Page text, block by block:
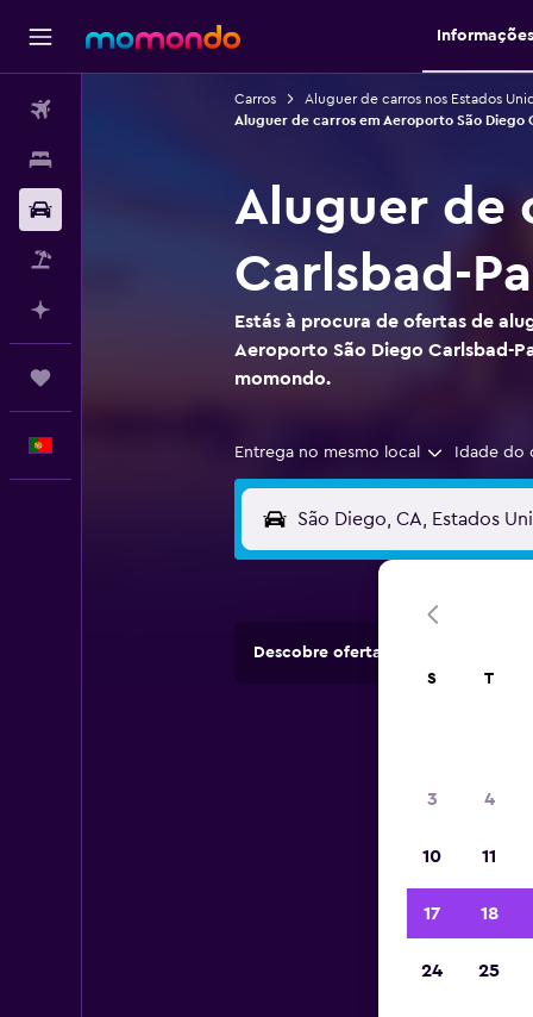
Informações
Carros
Aluguer de carros nos Estados
Aluguer de carros em Aeroporto São Diego
Aluguer de
Carlsbad-
Estás à procura de ofertas de
Aeroporto São Diego Carlsbad-
momondo.
Entrega no mesmo local Idade do
Descobre ofertas de rent-a-cars
S T
3 4
10 11
17 18
24 25